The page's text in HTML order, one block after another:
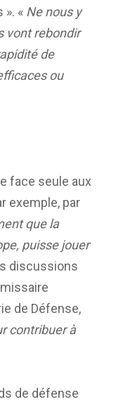
« Ne nous y
vont rebondir
de
ou
face seule aux
exemple, par
que la
puisse jouer
discussions
de Défense,
contribuer à
de défense